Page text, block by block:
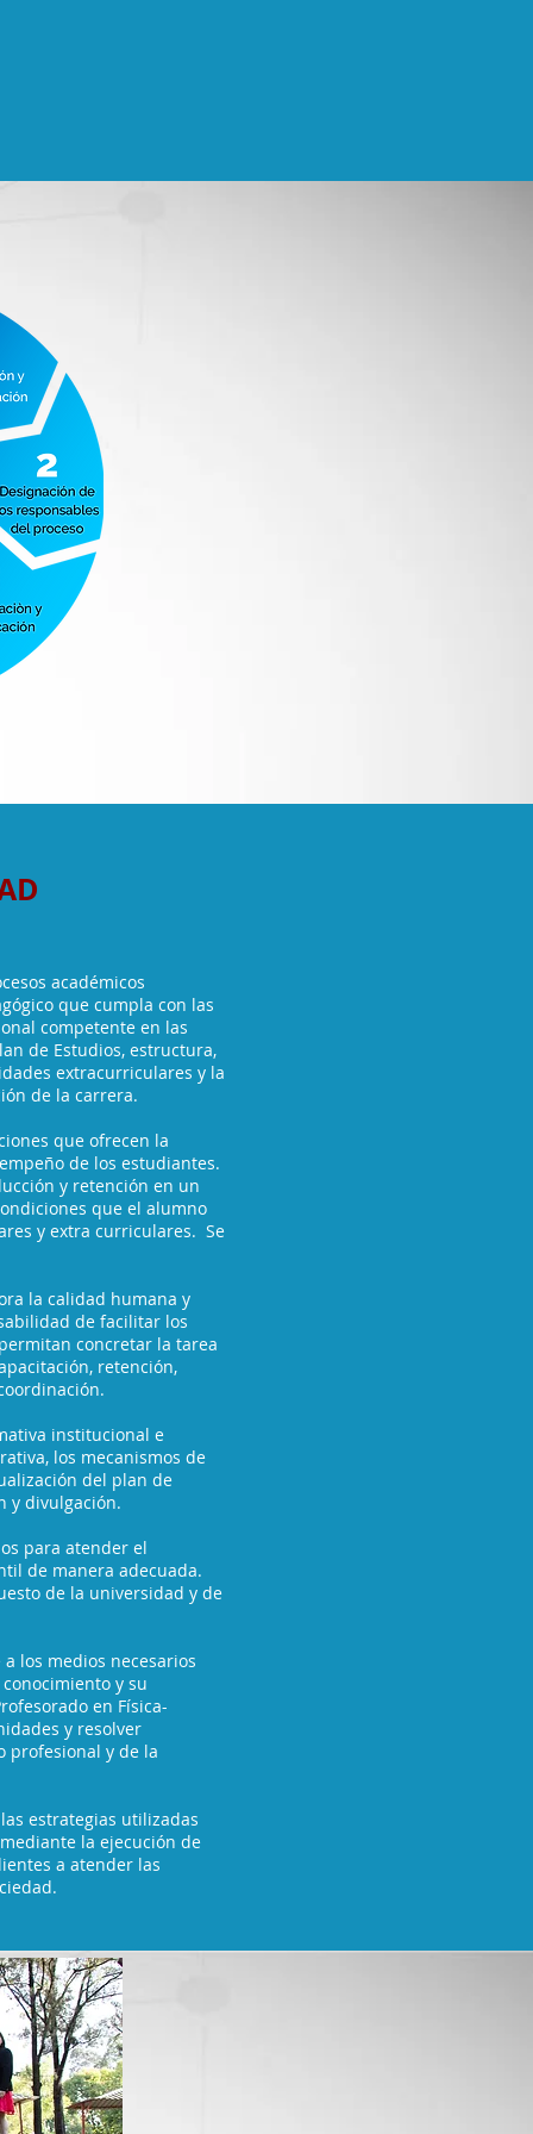
académicos
que cumpla con las
competente en las
de Estudios, estructura,
extracurriculares y la
de la carrera.
que ofrecen la
de los estudiantes.
y retención en un
que el alumno
y extra curriculares. Se
la calidad humana y
de facilitar los
concretar la tarea
retención,
institucional e
los mecanismos de
del plan de
y divulgación.
para atender el
de manera adecuada.
de la universidad y de
los medios necesarios
y su
en Física-
y resolver
profesional y de la
estrategias utilizadas
la ejecución de
a atender las